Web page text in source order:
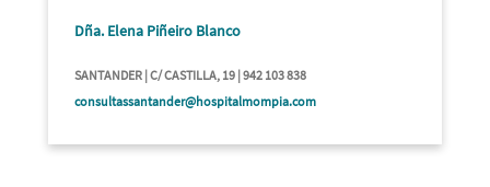
Dña. Elena Piñeiro Blanco
SANTANDER | C/ CASTILLA, 19 | 942 103 838
consultassantander@hospitalmompia.com